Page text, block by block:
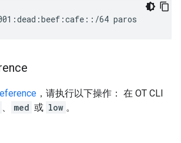
，请执行以下操作： 在 OT CLI
、 med 或 low 。